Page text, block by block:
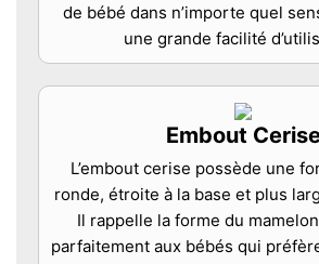
de bébé dans n’importe quel
une grande facilité
Embout
L’embout cerise possède une
ronde, étroite à la base et plus
Il rappelle la forme du
parfaitement aux bébés qui